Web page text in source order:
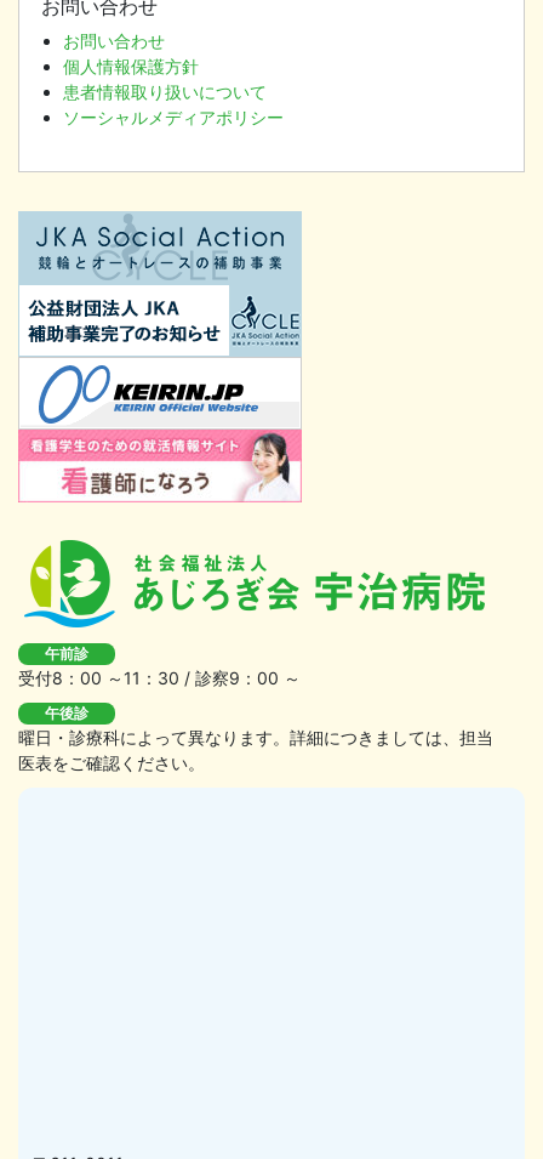
お問い合わせ
お問い合わせ
個人情報保護方針
患者情報取り扱いについて
ソーシャルメディアポリシー
午前診
受付8：00 ～11：30 / 診察9：00 ～
午後診
曜日・診療科によって異なります。詳細につきましては、担当
医表をご確認ください。